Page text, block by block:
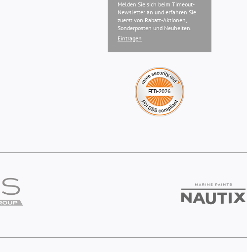
Melden Sie sich beim Timeout-
Newsletter an und erfahren Sie
zuerst von Rabatt-Aktionen,
Sonderposten und Neuheiten.
Eintragen